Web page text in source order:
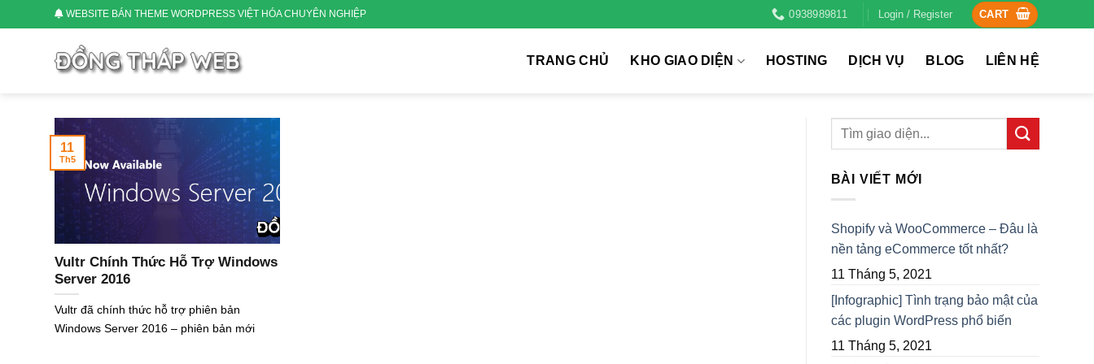
to
WEBSITE BÁN THEME WORDPRESS VIỆT HÓA CHUYÊN NGHIỆP 0938989811 Login / Register CART
TRANG CHỦ KHO GIAO DIỆN HOSTING DỊCH VỤ BLOG LIÊN HỆ
Vultr Chính Thức Hỗ Trợ Windows
Server 2016
Vultr đã chính thức hỗ trợ phiên bản
Windows Server 2016 – phiên bản mới
11
Th5
BÀI VIẾT MỚI
Shopify và WooCommerce – Đâu là
nền tảng eCommerce tốt nhất?
11 Tháng 5, 2021
[Infographic] Tình trạng bảo mật của
các plugin WordPress phổ biến
11 Tháng 5, 2021